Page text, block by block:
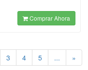
Comprar Ahora
3 4 5 ...
»